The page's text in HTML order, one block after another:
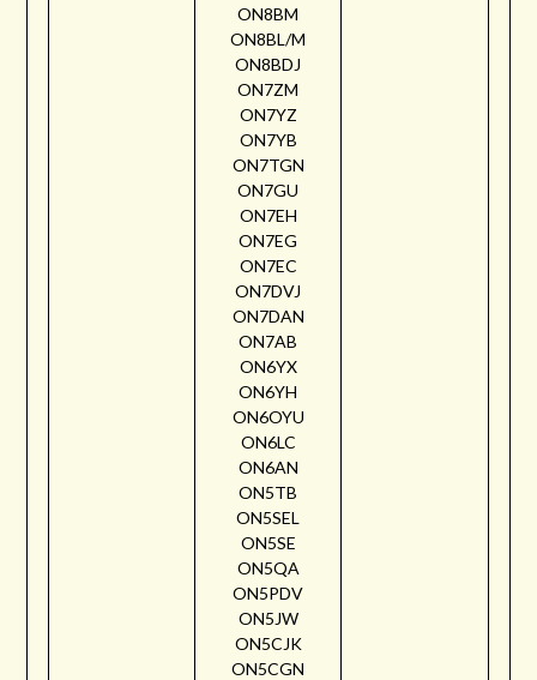
ON8BM
ON8BL/M
ON8BDJ
ON7ZM
ON7YZ
ON7YB
ON7TGN
ON7GU
ON7EH
ON7EG
ON7EC
ON7DVJ
ON7DAN
ON7AB
ON6YX
ON6YH
ON6OYU
ON6LC
ON6AN
ON5TB
ON5SEL
ON5SE
ON5QA
ON5PDV
ON5JW
ON5CJK
ON5CGN